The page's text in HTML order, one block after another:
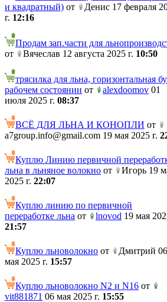
и квадратный) от
Денис 17 февраля
г. 12:16
Продам зап.части для
от
Вячеслав 12 августа 2025 г. 10:50
трясилка для льна, горизонтальная
рабочем состоянии от alexdoomov 01
июля 2025 г. 08:37
ВСЁ ДЛЯ ЛЬНА И КОНОПЛИ от
a7group.info@gmail.com 19 мая 2025 г.
Куплю Линию первичной
льна в льняное волокно от
Игорь 19
2025 г. 22:07
Куплю линию по первичной
переработке льна от lnovod 19 мая
21:57
Куплю льноволокно от
Дмитрий 06
мая 2025 г. 15:57
Куплю льноволокно N2 и N16 от
vit881871 06 мая 2025 г. 15:55